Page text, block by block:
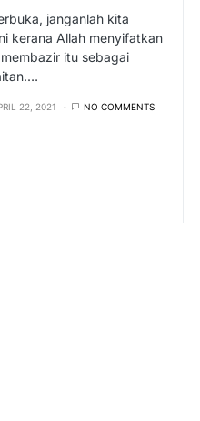
janganlah kita
kerana Allah menyifatkan
itu sebagai
22, 2021 NO COMMENTS